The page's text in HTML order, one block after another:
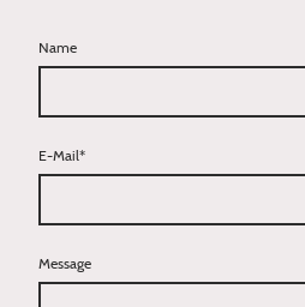
Name
E-Mail*
Message